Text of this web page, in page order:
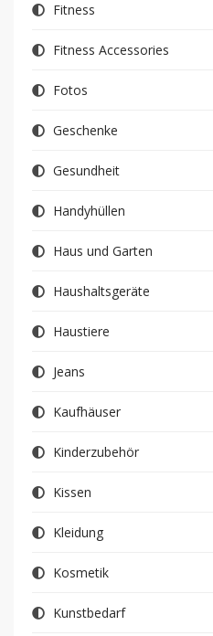
Fitness
Fitness Accessories
Fotos
Geschenke
Gesundheit
Handyhüllen
Haus und Garten
Haushaltsgeräte
Haustiere
Jeans
Kaufhäuser
Kinderzubehör
Kissen
Kleidung
Kosmetik
Kunstbedarf